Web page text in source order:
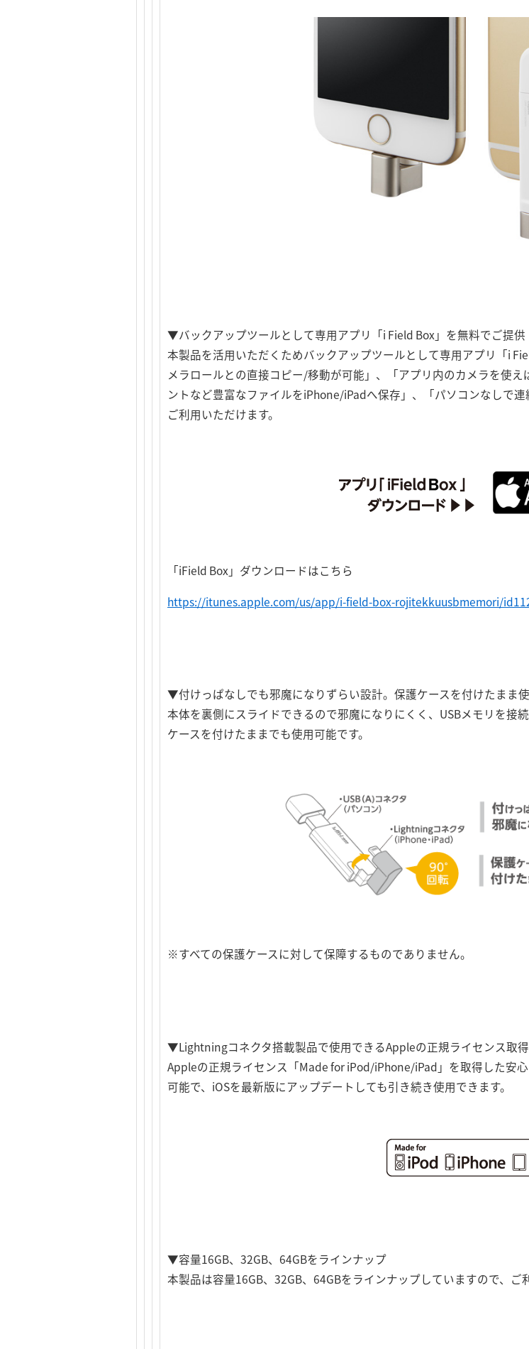
▼バックアップツールとして専用アプリ「i Field Box」を無料でご提供
本製品を活用いただくためバックアップツールとして専用アプリ「i
メラロールとの直接コピー/移動が可能」、「アプリ内のカメラを使
ントなど豊富なファイルをiPhone/iPadへ保存」、「パソコンなしで
ご利用いただけます。
「iField Box」ダウンロードはこちら
https://itunes.apple.com/us/app/i-field-box-rojitekkuusbmemori/
▼付けっぱなしでも邪魔になりずらい設計。保護ケースを付けたまま
本体を裏側にスライドできるので邪魔になりにくく、USBメモリを接
ケースを付けたままでも使用可能です。
※すべての保護ケースに対して保障するものでありません。
▼Lightningコネクタ搭載製品で使用できるAppleの正規ライセンス取
Appleの正規ライセンス「Made for iPod/iPhone/iPad」を取得した安
可能で、iOSを最新版にアップデートしても引き続き使用できます。
▼容量16GB、32GB、64GBをラインナップ
本製品は容量16GB、32GB、64GBをラインナップしていますので、ご